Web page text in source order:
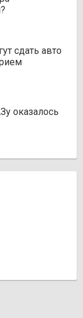
сдать авто
оказалось